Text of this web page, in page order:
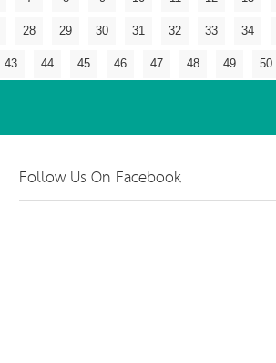
28 29 30 31 32 33 34
43 44 45 46 47 48 49 50
Follow Us On Facebook